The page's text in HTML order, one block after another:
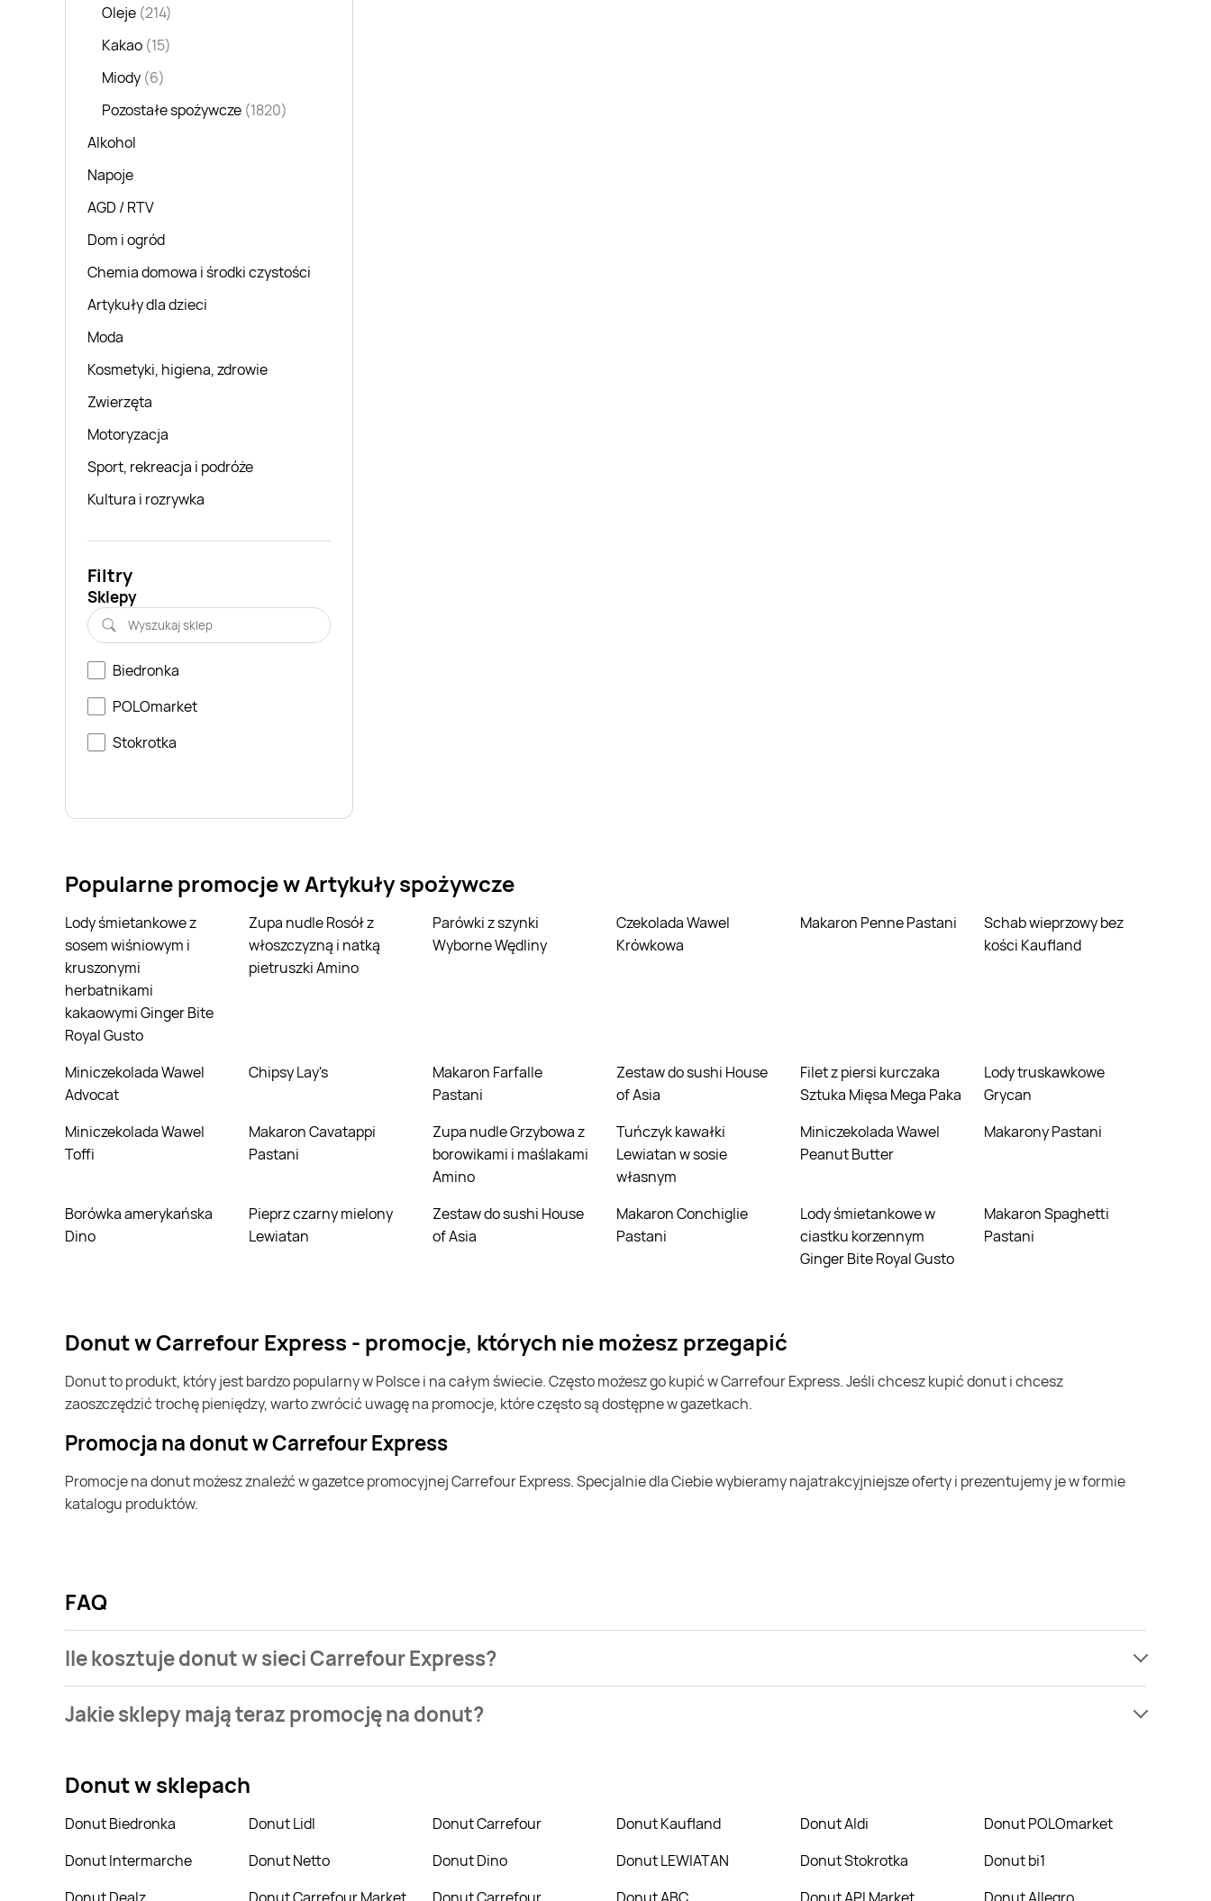
Oleje (214)
Kakao (15)
Miody (6)
Pozostałe spożywcze (1820)
Alkohol
Napoje
AGD / RTV
Dom i ogród
Chemia domowa i środki czystości
Artykuły dla dzieci
Moda
Kosmetyki, higiena, zdrowie
Zwierzęta
Motoryzacja
Sport, rekreacja i podróże
Kultura i rozrywka
Filtry
Sklepy
Biedronka
POLOmarket
Stokrotka
Popularne promocje w Artykuły spożywcze
Lody śmietankowe z
sosem wiśniowym i
kruszonymi
herbatnikami
kakaowymi Ginger Bite
Royal Gusto
Zupa nudle Rosół z
włoszczyzną i natką
pietruszki Amino
Parówki z szynki
Wyborne Wędliny
Czekolada Wawel
Krówkowa
Makaron Penne Pastani
Schab wieprzowy bez
kości Kaufland
Miniczekolada Wawel
Advocat
Chipsy Lay's
Makaron Farfalle
Pastani
Zestaw do sushi House
of Asia
Filet z piersi kurczaka
Sztuka Mięsa Mega Paka
Lody truskawkowe
Grycan
Miniczekolada Wawel
Toffi
Makaron Cavatappi
Pastani
Zupa nudle Grzybowa z
borowikami i maślakami
Amino
Tuńczyk kawałki
Lewiatan w sosie
własnym
Miniczekolada Wawel
Peanut Butter
Makarony Pastani
Borówka amerykańska
Dino
Pieprz czarny mielony
Lewiatan
Zestaw do sushi House
of Asia
Makaron Conchiglie
Pastani
Lody śmietankowe w
ciastku korzennym
Ginger Bite Royal Gusto
Makaron Spaghetti
Pastani
donut w Carrefour Express - promocje, których nie możesz przegapić
donut to produkt, który jest bardzo popularny w Polsce i na całym świecie. Często możesz go kupić w Carrefour Express. Jeśli chcesz kupić donut i chcesz
zaoszczędzić trochę pieniędzy, warto zwrócić uwagę na promocje, które często są dostępne w gazetkach.
Promocja na donut w Carrefour Express
Promocje na donut możesz znaleźć w gazetce promocyjnej Carrefour Express. Specjalnie dla Ciebie wybieramy najatrakcyjniejsze oferty i prezentujemy je w formie
katalogu produktów.
FAQ
Ile kosztuje donut w sieci Carrefour Express?
Express.
Jakie sklepy mają teraz promocję na donut?
Donutw sklepach
Donut Biedronka Donut Lidl Donut Carrefour Donut Kaufland Donut Aldi
Donut POLOmarket
Donut Intermarche
Donut Netto Donut Dino Donut LEWIATAN Donut Stokrotka
Donut bi1